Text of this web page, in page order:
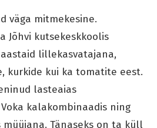
väga mitmekesine.
Jõhvi kutsekeskkoolis
lillekasvatajana,
kurkide kui ka tomatite eest.
lasteaias
kalakombinaadis ning
müüjana. Tänaseks on ta küll